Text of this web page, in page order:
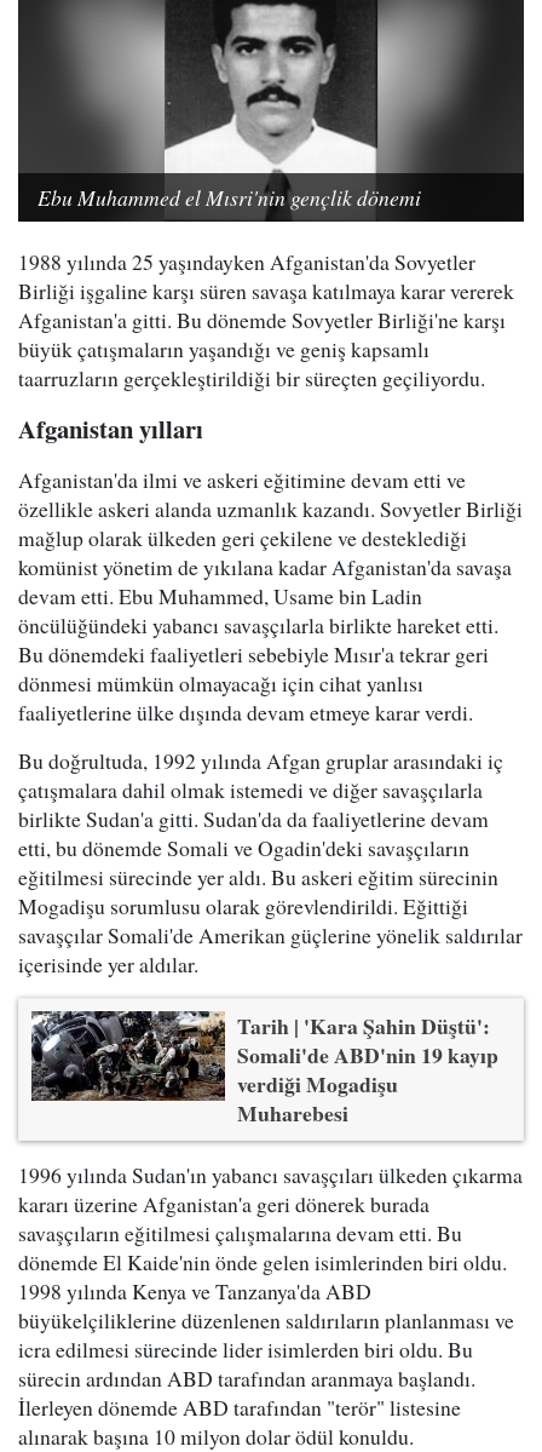
Ebu Muhammed el Mısri'nin gençlik dönemi
1988 yılında 25 yaşındayken Afganistan'da Sovyetler
Birliği işgaline karşı süren savaşa katılmaya karar vererek
Afganistan'a gitti. Bu dönemde Sovyetler Birliği'ne karşı
büyük çatışmaların yaşandığı ve geniş kapsamlı
taarruzların gerçekleştirildiği bir süreçten geçiliyordu.
Afganistan yılları
Afganistan'da ilmi ve askeri eğitimine devam etti ve
özellikle askeri alanda uzmanlık kazandı. Sovyetler Birliği
mağlup olarak ülkeden geri çekilene ve desteklediği
komünist yönetim de yıkılana kadar Afganistan'da savaşa
devam etti. Ebu Muhammed, Usame bin Ladin
öncülüğündeki yabancı savaşçılarla birlikte hareket etti.
Bu dönemdeki faaliyetleri sebebiyle Mısır'a tekrar geri
dönmesi mümkün olmayacağı için cihat yanlısı
faaliyetlerine ülke dışında devam etmeye karar verdi.
Bu doğrultuda, 1992 yılında Afgan gruplar arasındaki iç
çatışmalara dahil olmak istemedi ve diğer savaşçılarla
birlikte Sudan'a gitti. Sudan'da da faaliyetlerine devam
etti, bu dönemde Somali ve Ogadin'deki savaşçıların
eğitilmesi sürecinde yer aldı. Bu askeri eğitim sürecinin
Mogadişu sorumlusu olarak görevlendirildi. Eğittiği
savaşçılar Somali'de Amerikan güçlerine yönelik saldırılar
içerisinde yer aldılar.
Tarih | 'Kara Şahin Düştü':
Somali'de ABD'nin 19 kayıp
verdiği Mogadişu
Muharebesi
1996 yılında Sudan'ın yabancı savaşçıları ülkeden çıkarma
kararı üzerine Afganistan'a geri dönerek burada
savaşçıların eğitilmesi çalışmalarına devam etti. Bu
dönemde El Kaide'nin önde gelen isimlerinden biri oldu.
1998 yılında Kenya ve Tanzanya'da ABD
büyükelçiliklerine düzenlenen saldırıların planlanması ve
icra edilmesi sürecinde lider isimlerden biri oldu. Bu
sürecin ardından ABD tarafından aranmaya başlandı.
İlerleyen dönemde ABD tarafından "terör" listesine
alınarak başına 10 milyon dolar ödül konuldu.